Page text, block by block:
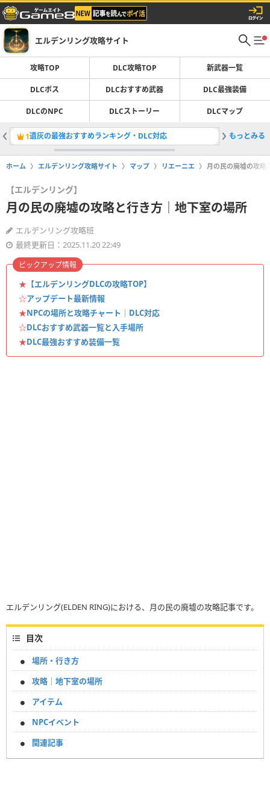
エルデンリング攻略サイト
攻略TOP DLC攻略TOP 新武器一覧
DLCボス DLCおすすめ武器 DLC最強装備
DLCのNPC DLCストーリー DLCマップ
1遺灰の最強おすすめランキング・DLC対応 2ボス一
もっとみる
ホーム エルデンリング攻略サイト マップ リエーニエ 月の民の廃墟の攻略
【エルデンリング】
月の民の廃墟の攻略と行き方｜地下室の場所
エルデンリング攻略班
最終更新日：2025.11.20 22:49
★ 【エルデンリングDLCの攻略TOP】
☆アップデート最新情報
★NPCの場所と攻略チャート｜DLC対応
☆DLCおすすめ武器一覧と入手場所
★DLC最強おすすめ装備一覧
ピックアップ情報
エルデンリング(ELDEN RING)における、月の民の廃墟の攻略記事です。
目次
場所・行き方
攻略｜地下室の場所
アイテム
NPCイベント
関連記事